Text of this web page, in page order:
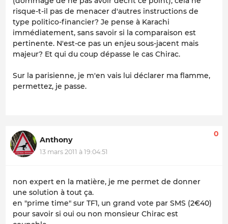
risque-t-il pas de menacer d'autres instructions de
type politico-financier? Je pense à Karachi
immédiatement, sans savoir si la comparaison est
pertinente. N'est-ce pas un enjeu sous-jacent mais
majeur? Et qui du coup dépasse le cas Chirac.
Sur la parisienne, je m'en vais lui déclarer ma flamme,
permettez, je passe.
Anthony
13 mars 2011 à 19:04:51
0
non expert en la matière, je me permet de donner
une solution à tout ça.
en "prime time" sur TF1, un grand vote par SMS (2€40)
pour savoir si oui ou non monsieur Chirac est